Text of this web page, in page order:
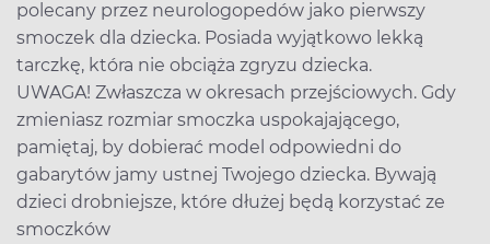
polecany przez neurologopedów jako pierwszy
smoczek dla dziecka. Posiada wyjątkowo lekką
tarczkę, która nie obciąża zgryzu dziecka.
UWAGA! Zwłaszcza w okresach przejściowych. Gdy
zmieniasz rozmiar smoczka uspokajającego,
pamiętaj, by dobierać model odpowiedni do
gabarytów jamy ustnej Twojego dziecka. Bywają
dzieci drobniejsze, które dłużej będą korzystać ze
smoczków